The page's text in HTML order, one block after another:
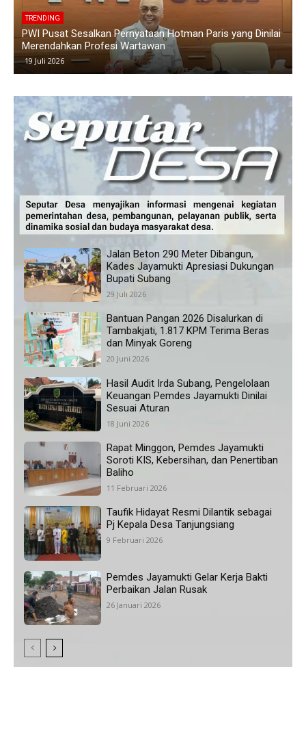
TRENDING
Polemik Siswa Tidak Naik Kelas di SMAN 1 Blanakan
Memanas, Wali Murid Tuding Sekolah Tidak Transparan
24 Juni 2026
Jalan Beton 290 Meter Dibangun,
Kades Jayamukti Apresiasi Dukungan
Bupati Subang
29 Juli 2026
Bantuan Pangan 2026 Disalurkan di
Tambakjati, 1.817 KPM Terima Beras
dan Minyak Goreng
20 Juni 2026
Hasil Audit Irda Subang, Pengelolaan
Keuangan Pemdes Jayamukti Dinilai
Sesuai Aturan
18 Juni 2026
Rapat Minggon, Pemdes Jayamukti
Soroti KIS, Kebersihan, dan Penertiban
Baliho
11 Februari 2026
Taufik Hidayat Resmi Dilantik sebagai
Pj Kepala Desa Tanjungsiang
9 Februari 2026
Pemdes Jayamukti Gelar Kerja Bakti
Perbaikan Jalan Rusak
26 Januari 2026